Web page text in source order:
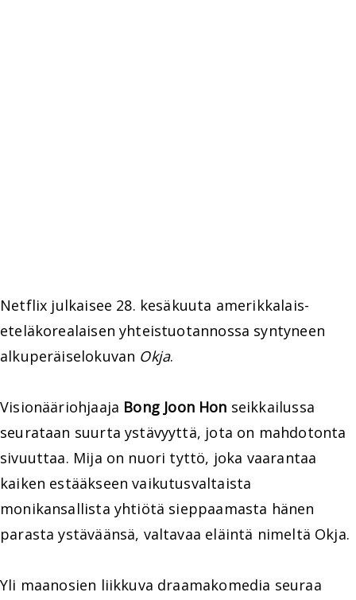
Netflix julkaisee 28. kesäkuuta amerikkalais-
eteläkorealaisen yhteistuotannossa syntyneen
alkuperäiselokuvan Okja.
Visionääriohjaaja Bong Joon Hon seikkailussa
seurataan suurta ystävyyttä, jota on mahdotonta
sivuuttaa. Mija on nuori tyttö, joka vaarantaa
kaiken estääkseen vaikutusvaltaista
monikansallista yhtiötä sieppaamasta hänen
parasta ystäväänsä, valtavaa eläintä nimeltä Okja.
Yli maanosien liikkuva draamakomedia seuraa